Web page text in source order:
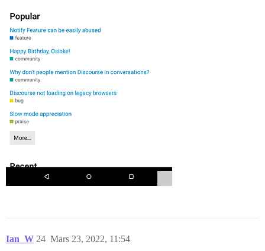
Ian_W Mars 23, 2022, 11:54
24